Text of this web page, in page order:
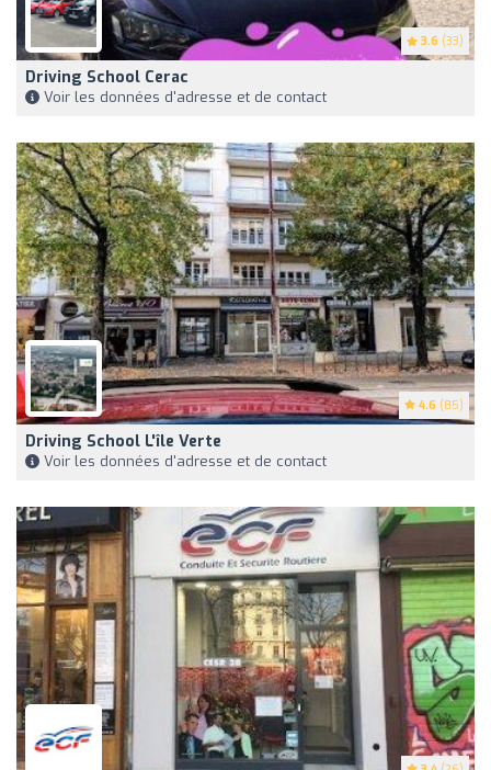
3.6 (33)
Driving School Cerac
Voir les données d'adresse et de contact
4.6 (85)
Driving School L'île Verte
Voir les données d'adresse et de contact